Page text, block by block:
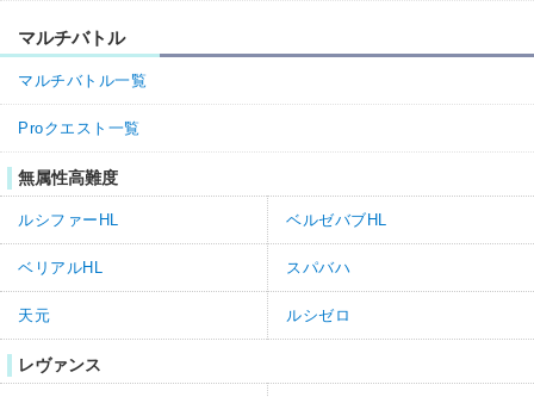
マルチバトル
マルチバトル一覧
Proクエスト一覧
無属性高難度
ルシファーHL ベルゼバブHL
ベリアルHL スパバハ
天元 ルシゼロ
レヴァンス